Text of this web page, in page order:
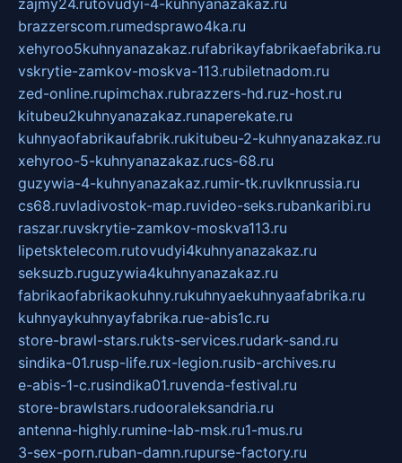
zajmy24.rutovudyi-4-kuhnyanazakaz.ru
brazzerscom.rumedsprawo4ka.ru
xehyroo5kuhnyanazakaz.rufabrikayfabrikaefabrika.ru
vskrytie-zamkov-moskva-113.rubiletnadom.ru
zed-online.rupimchax.rubrazzers-hd.ruz-host.ru
kitubeu2kuhnyanazakaz.runaperekate.ru
kuhnyaofabrikaufabrik.rukitubeu-2-kuhnyanazakaz.ru
xehyroo-5-kuhnyanazakaz.rucs-68.ru
guzywia-4-kuhnyanazakaz.rumir-tk.ruvlknrussia.ru
cs68.ruvladivostok-map.ruvideo-seks.rubankaribi.ru
raszar.ruvskrytie-zamkov-moskva113.ru
lipetsktelecom.rutovudyi4kuhnyanazakaz.ru
seksuzb.ruguzywia4kuhnyanazakaz.ru
fabrikaofabrikaokuhny.rukuhnyaekuhnyaafabrika.ru
kuhnyaykuhnyayfabrika.rue-abis1c.ru
store-brawl-stars.rukts-services.rudark-sand.ru
sindika-01.rusp-life.rux-legion.rusib-archives.ru
e-abis-1-c.rusindika01.ruvenda-festival.ru
store-brawlstars.rudooraleksandria.ru
antenna-highly.rumine-lab-msk.ru1-mus.ru
3-sex-porn.ruban-damn.rupurse-factory.ru